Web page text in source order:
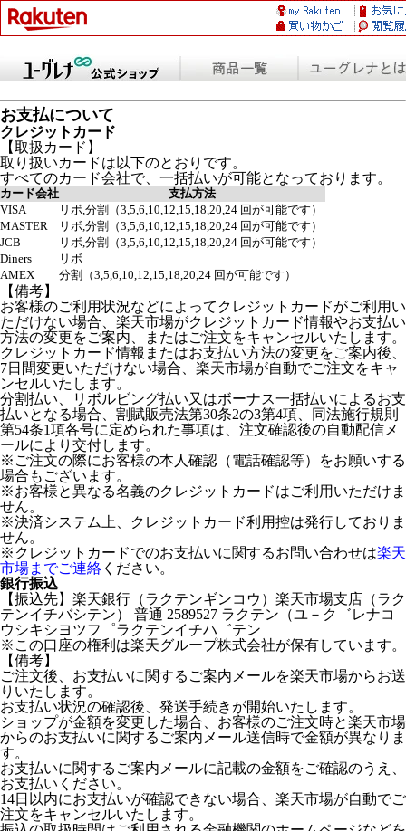
お支払について
クレジットカード
【取扱カード】
取り扱いカードは以下のとおりです。
すべてのカード会社で、一括払いが可能となっております。
カード会社
支払方法
VISA
リボ,分割（3,5,6,10,12,15,18,20,24 回が可能です）
MASTER
リボ,分割（3,5,6,10,12,15,18,20,24 回が可能です）
JCB
リボ,分割（3,5,6,10,12,15,18,20,24 回が可能です）
Diners
リボ
AMEX
分割（3,5,6,10,12,15,18,20,24 回が可能です）
【備考】
お客様のご利用状況などによってクレジットカードがご利用い
ただけない場合、楽天市場がクレジットカード情報やお支払い
方法の変更をご案内、またはご注文をキャンセルいたします。
クレジットカード情報またはお支払い方法の変更をご案内後、
7日間変更いただけない場合、楽天市場が自動でご注文をキャ
ンセルいたします。
分割払い、リボルビング払い又はボーナス一括払いによるお支
払いとなる場合、割賦販売法第30条2の3第4項、同法施行規則
第54条1項各号に定められた事項は、注文確認後の自動配信メ
ールにより交付します。
※ご注文の際にお客様の本人確認（電話確認等）をお願いする
場合もございます。
※お客様と異なる名義のクレジットカードはご利用いただけま
せん。
※決済システム上、クレジットカード利用控は発行しておりま
せん。
※クレジットカードでのお支払いに関するお問い合わせは楽天
市場までご連絡 ください。
銀行振込
【振込先】楽天銀行（ラクテンギンコウ）楽天市場支店（ラク
テンイチバシテン） 普通 2589527 ラクテン（ユ－ク゛レナコ
ウシキシヨツフ゜ラクテンイチハ゛テン
※この口座の権利は楽天グループ株式会社が保有しています。
【備考】
ご注文後、お支払いに関するご案内メールを楽天市場からお送
りいたします。
お支払い状況の確認後、発送手続きが開始いたします。
ショップが金額を変更した場合、お客様のご注文時と楽天市場
からのお支払いに関するご案内メール送信時で金額が異なりま
す。
お支払いに関するご案内メールに記載の金額をご確認のうえ、
お支払いください。
14日以内にお支払いが確認できない場合、楽天市場が自動でご
注文をキャンセルいたします。